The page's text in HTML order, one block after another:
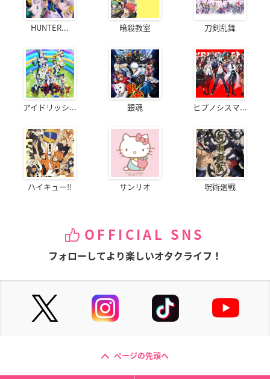
HUNTER... 暗殺教室 刀剣乱舞
アイドリッシ... 銀魂 ヒプノシスマ...
ハイキュー!! サンリオ 呪術廻戦
OFFICIAL SNS
フォローしてより楽しいオタクライフ！
ページの先頭へ